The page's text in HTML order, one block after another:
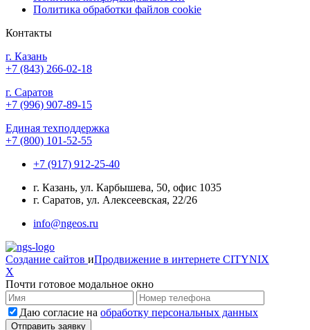
Политика обработки файлов cookie
Контакты
г. Казань
+7 (843) 266-02-18
г. Саратов
+7 (996) 907-89-15
Единая техподдержка
+7 (800) 101-52-55
+7 (917) 912-25-40
г. Казань, ул. Карбышева, 50, офис 1035
г. Саратов, ул. Алексеевская, 22/26
info@ngeos.ru
Создание сайтов иПродвижение в интернете CITYNIX
X
Почти готовое модальное окно
Даю согласие на обработку персональных данных